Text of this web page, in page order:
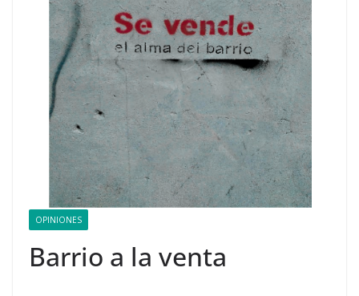
OPINIONES
Barrio a la venta